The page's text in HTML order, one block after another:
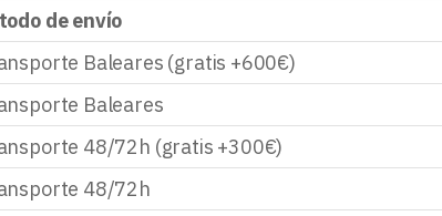
de envío
Baleares (gratis +600€)
Baleares
48/72h (gratis +300€)
48/72h